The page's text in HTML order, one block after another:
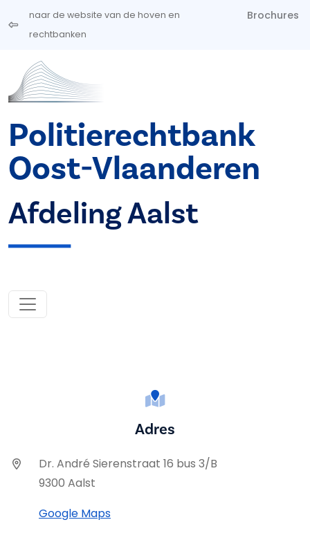
Overslaan en naar de inhoud gaan
naar de website van de hoven en
rechtbanken
Brochures
Politierechtbank
Oost-Vlaanderen
Afdeling Aalst
Adres
Dr. André Sierenstraat 16 bus 3/B
9300 Aalst
Google Maps